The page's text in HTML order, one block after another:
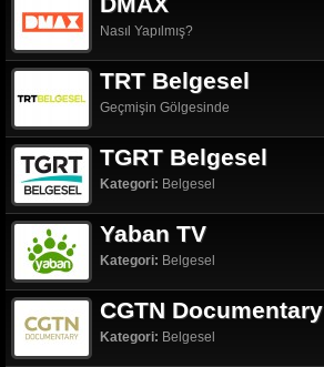
Nasıl Yapılmış?
TRT Belgesel
Geçmişin Gölgesinde
TGRT Belgesel
Kategori: Belgesel
Yaban TV
Kategori: Belgesel
CGTN Documentary
Kategori: Belgesel